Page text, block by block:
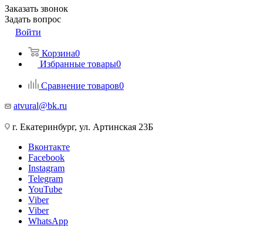
Заказать звонок
Задать вопрос
Войти
Корзина0
Избранные товары0
Сравнение товаров0
atvural@bk.ru
г. Екатеринбург, ул. Артинская 23Б
Вконтакте
Facebook
Instagram
Telegram
YouTube
Viber
Viber
WhatsApp